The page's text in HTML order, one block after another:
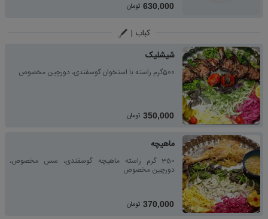
630,000 تومان
کباب |
شیشلیک
500گرم راسته با استخوان گوسفندی، دورچین مخصوص
350,000 تومان
ماهیچه
350 گرم راسته ماهیچه گوسفندی، سس مخصوص،
دورچین مخصوص
370,000 تومان